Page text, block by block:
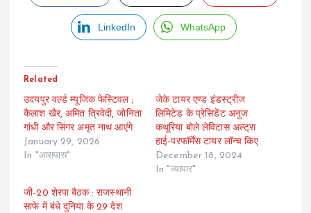
LinkedIn WhatsApp
Related
उदयपुर वर्ल्ड म्यूजिक फेस्टिवल ;
कैलाश खैर, अमित त्रिवेदी, जोनिता
गांधी और सिंगर अमृत नाथ आएंगे
January 29, 2026
In "आसपास"
जेके टायर एण्ड इंडस्ट्रीज
लिमिटेड के प्रेसिडेंट अनुज
कथूरिया बोले लेविटास अल्ट्रा
हाई-परफॉर्मेंस टायर लॉन्च किए
December 18, 2024
In "व्यापार"
जी-20 शेरपा बैठक : राजस्थानी
साफे में बंधे दुनिया के 29 देश